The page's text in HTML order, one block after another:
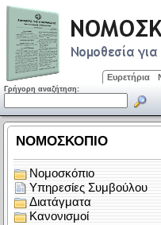
Ευρετήρια
Γρήγορη αναζήτηση: